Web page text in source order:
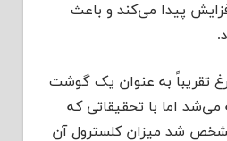
پیدا می‌کند و باعث
تقریباً به عنوان یک گوشت
می‌شد اما با تحقیقاتی که
شد میزان کلسترول آن